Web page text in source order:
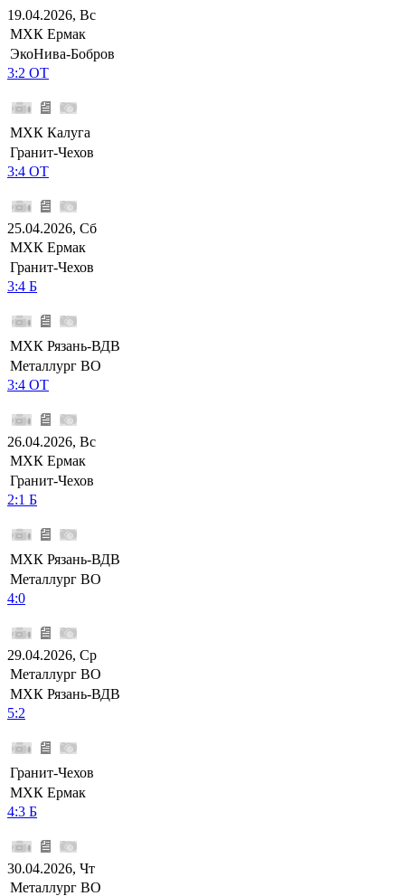
19.04.2026, Вс
МХК Ермак
ЭкоНива-Бобров
3:2 ОТ
МХК Калуга
Гранит-Чехов
3:4 ОТ
25.04.2026, Сб
МХК Ермак
Гранит-Чехов
3:4 Б
МХК Рязань-ВДВ
Металлург ВО
3:4 ОТ
26.04.2026, Вс
МХК Ермак
Гранит-Чехов
2:1 Б
МХК Рязань-ВДВ
Металлург ВО
4:0
29.04.2026, Ср
Металлург ВО
МХК Рязань-ВДВ
5:2
Гранит-Чехов
МХК Ермак
4:3 Б
30.04.2026, Чт
Металлург ВО